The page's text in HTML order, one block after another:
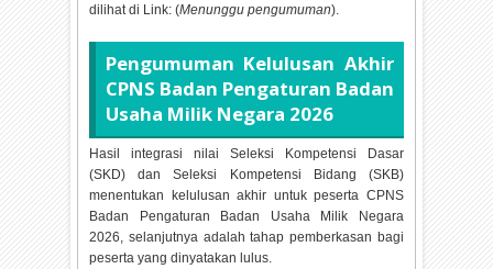
dilihat di Link: (Menunggu pengumuman).
Pengumuman Kelulusan Akhir
CPNS Badan Pengaturan Badan
Usaha Milik Negara 2026
Hasil integrasi nilai Seleksi Kompetensi Dasar
(SKD) dan Seleksi Kompetensi Bidang (SKB)
menentukan kelulusan akhir untuk peserta CPNS
Badan Pengaturan Badan Usaha Milik Negara
2026, selanjutnya adalah tahap pemberkasan bagi
peserta yang dinyatakan lulus.